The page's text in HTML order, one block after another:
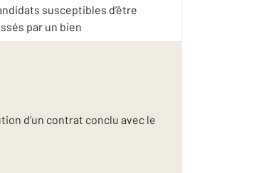
susceptibles d’être
par un bien
d’un contrat conclu avec le